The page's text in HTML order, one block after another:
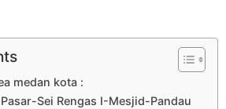
medan kota :
Sei Rengas I-Mesjid-Pandau